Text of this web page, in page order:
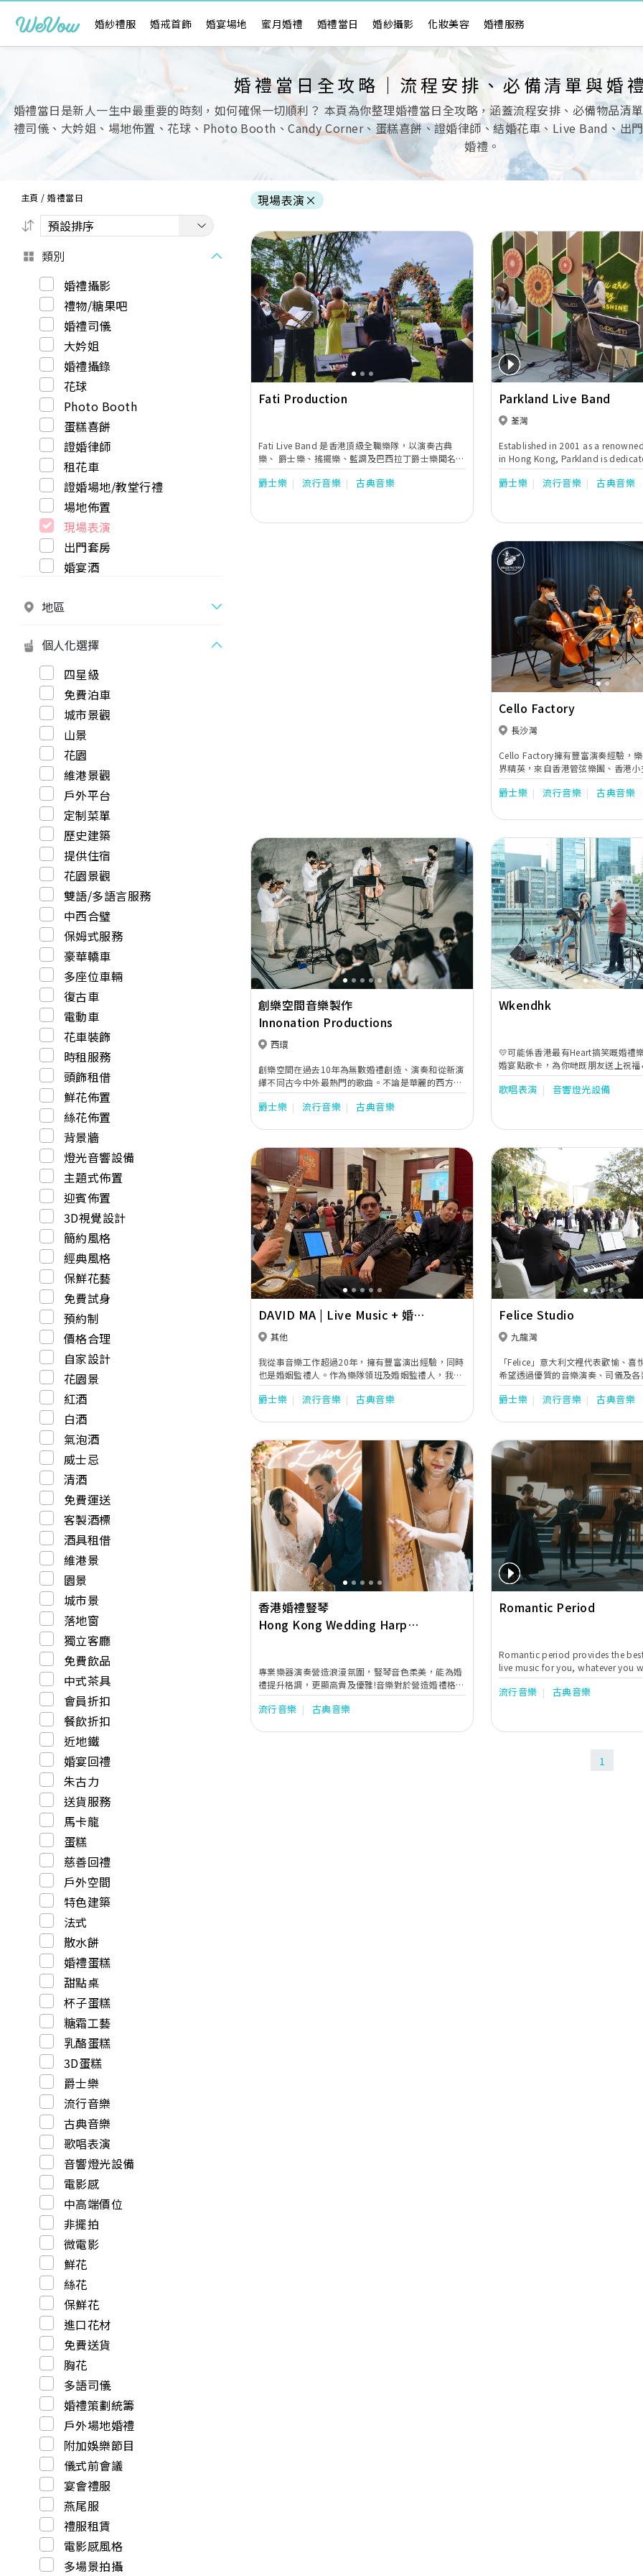
婚紗禮服 婚戒首飾 婚宴場地 蜜月婚禮 婚禮當日 婚紗攝影 化妝美容 婚禮服務
婚禮當日全攻略｜流程安排、必備清單與婚
婚禮當日是新人一生中最重要的時刻，如何確保一切順利？ 本頁為你整理婚禮當日全攻略，涵蓋流程安排、必備物品清
禮司儀、大妗姐、場地佈置、花球、Photo Booth、Candy Corner、蛋糕喜餅、證婚律師、結婚花車、Live Band、出
婚禮。
主頁 /婚禮當日
類別
婚禮攝影
禮物/糖果吧
婚禮司儀
大妗姐
婚禮攝錄
花球
Photo Booth
蛋糕喜餅
證婚律師
租花車
證婚場地/教堂行禮
場地佈置
現場表演
出門套房
婚宴酒
地區
個人化選擇
四星級
免費泊車
城市景觀
山景
花園
維港景觀
戶外平台
定制菜單
歷史建築
提供住宿
花園景觀
雙語/多語言服務
中西合璧
保姆式服務
豪華轎車
多座位車輛
復古車
電動車
花車裝飾
時租服務
頭飾租借
鮮花佈置
絲花佈置
背景牆
燈光音響設備
主題式佈置
迎賓佈置
3D視覺設計
簡約風格
經典風格
保鮮花藝
免費試身
預約制
價格合理
自家設計
花園景
紅酒
白酒
氣泡酒
威士忌
清酒
免費運送
客製酒標
酒具租借
維港景
園景
城市景
落地窗
獨立客廳
免費飲品
中式茶具
會員折扣
餐飲折扣
近地鐵
婚宴回禮
朱古力
送貨服務
馬卡龍
蛋糕
慈善回禮
戶外空間
特色建築
法式
散水餅
婚禮蛋糕
甜點桌
杯子蛋糕
糖霜工藝
乳酪蛋糕
3D蛋糕
爵士樂
流行音樂
古典音樂
歌唱表演
音響燈光設備
電影感
中高端價位
非擺拍
微電影
鮮花
絲花
保鮮花
進口花材
免費送貨
胸花
多語司儀
婚禮策劃統籌
戶外場地婚禮
附加娛樂節目
儀式前會議
宴會禮服
燕尾服
禮服租賃
電影感風格
多場景拍攝
現場表演 ×
Previous Next
Fati Production
Fati Live Band 是香港頂級全職樂隊，以演奏古典
樂、 爵士樂、搖擺樂、藍調及巴西拉丁爵士樂聞名。
我們的古典及爵士四重奏樂隊於香港、中國及其他亞
洲國家，成為各大五星級酒店及豪華會所的駐場演奏
爵士樂 流行音樂 古典音樂
Parkland Live Band
荃灣
Established in 2001 as a
in Hong Kong, Parkland is
popularizing music to all levels of
For those who are looking to hold
musicians with extensive
Parkland band is committed to
guests and creating fond
music.
爵士樂 流行音樂 古典音樂
Previous
Cello Factory
長沙灣
Cello Factory擁有豐富演奏經驗，
界精英，來自香港管弦樂團、香港
室樂團等知名樂團，一般由獨奏至4
重奏；音樂類型廣泛，能演奏古典音
琴、長笛、色士風、管風琴等。
爵士樂 流行音樂 古典音樂
Previous Next
創樂空間音樂製作
Innonation Productions
西環
創樂空間在過去10年為無數婚禮創造、演奏和從新演
繹不同古今中外最熱門的歌曲。不論是華麗的西方古
典宮廷音樂、跳脫的爵士搖擺樂、澎湃的流行情歌
等，都由我們的專業團隊細心安排和演繹，務求營造
爵士樂 流行音樂 古典音樂
Previous
Wkendhk
💛可能係香港最有Heart搞笑嘅婚禮
婚宴點歌卡，為你哋既朋友送上祝福
歌唱表演 音響燈光設備
Previous Next
DAVID MA | Live Music + 婚姻
監禮人
其他
我從事音樂工作超過20年，擁有豐富演出經驗，同時
也是婚姻監禮人。作為樂隊領班及婚姻監禮人，我將
會親自與新人詳細商量所有音樂及婚禮安排，確保你
們可以安心享受一個溫馨及難忘的大日子。期待與你
爵士樂 流行音樂 古典音樂
Previous
Felice Studio
九龍灣
「Felice」意大利文裡代表歡愉、喜
希望透過優質的音樂演奏、司儀及
您帶來一個與別不同的婚宴。
爵士樂 流行音樂 古典音樂
Previous Next
香港婚禮豎琴
Hong Kong Wedding Harp
專業樂器演奏營造浪漫氛圍，豎琴音色柔美，能為婚
禮提升格調，更顯高貴及優雅!音樂對於營造婚禮格調
極為重要，若你想呈現優雅高貴的氣氛，豎琴演奏可
說是最適合不過。想塑造與眾不同的婚禮？不如為婚
禮豎琴為婚禮及宴會提供現場豎琴音樂，包括獨奏，
流行音樂 古典音樂
Romantic Period
Romantic period provides the
live music for you, whatever you
weddings or relax moment.
provide one of the best Wedding
Launch, Private Event, Public
流行音樂 古典音樂
1